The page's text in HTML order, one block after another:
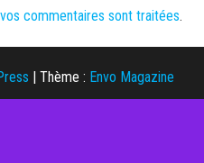
commentaires sont traitées.
| Thème : Envo Magazine